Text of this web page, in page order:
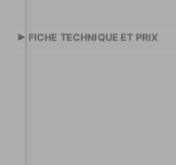
▸ FICHE TECHNIQUE ET PRIX